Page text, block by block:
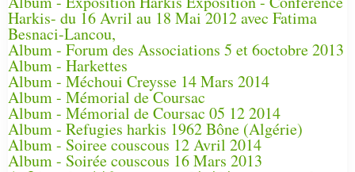
Harkis- du 16 Avril au 18 Mai 2012 avec Fatima
Besnaci-Lancou,
Album - Forum des Associations 5 et 6octobre 2013
Album - Harkettes
Album - Méchoui Creysse 14 Mars 2014
Album - Mémorial de Coursac
Album - Mémorial de Coursac 05 12 2014
Album - Refugies harkis 1962 Bône (Algérie)
Album - Soiree couscous 12 Avril 2014
Album - Soirée couscous 16 Mars 2013